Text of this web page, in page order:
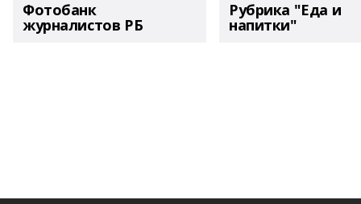
Фотобанк
журналистов РБ
Рубрика "Еда и
напитки"